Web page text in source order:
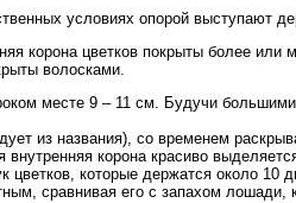
условиях опорой выступают
корона цветков покрыты более
волосками.
месте 9 – 11 см. Будучи
из названия), со временем
внутренняя корона красиво
которые держатся около 10
сравнивая его с запахом